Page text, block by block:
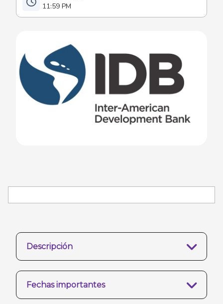
11:59 PM
Descripción
Fechas importantes